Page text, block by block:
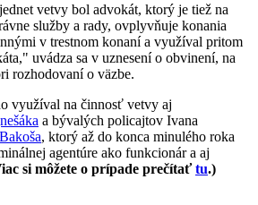
vetvy bol advokát, ktorý je tiež na
služby a rady, ovplyvňuje konania
v trestnom konaní a využíval pritom
uvádza sa v uznesení o obvinení, na
rozhodovaní o väzbe.
využíval na činnosť vetvy aj
a bývalých policajtov Ivana
, ktorý až do konca minulého roka
agentúre ako funkcionár a aj
si môžete o prípade prečítaťtu.)